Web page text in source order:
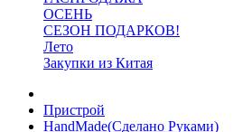
ОСЕНЬ
СЕЗОН ПОДАРКОВ!
Лето
Закупки из Китая
Пристрой
HandMade(Сделано Руками)